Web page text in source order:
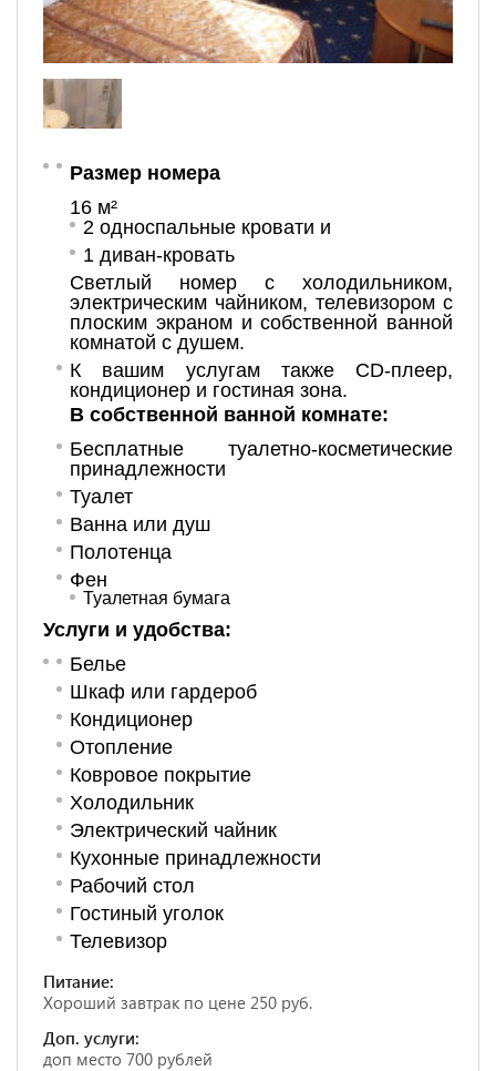
Размер номера
16 м²
2 односпальные кровати и
1 диван-кровать
Светлый номер с холодильником,
электрическим чайником, телевизором с
плоским экраном и собственной ванной
комнатой с душем.
К вашим услугам также CD-плеер,
кондиционер и гостиная зона.
В собственной ванной комнате:
Бесплатные туалетно-косметические
принадлежности
Туалет
Ванна или душ
Полотенца
Фен
Туалетная бумага
Услуги и удобства: ​
Белье
Шкаф или гардероб
Кондиционер
Отопление
Ковровое покрытие
Холодильник
Электрический чайник
Кухонные принадлежности
Рабочий стол
Гостиный уголок
Телевизор
Питание:
Хороший завтрак по цене 250 руб.
Доп. услуги:
доп место 700 рублей